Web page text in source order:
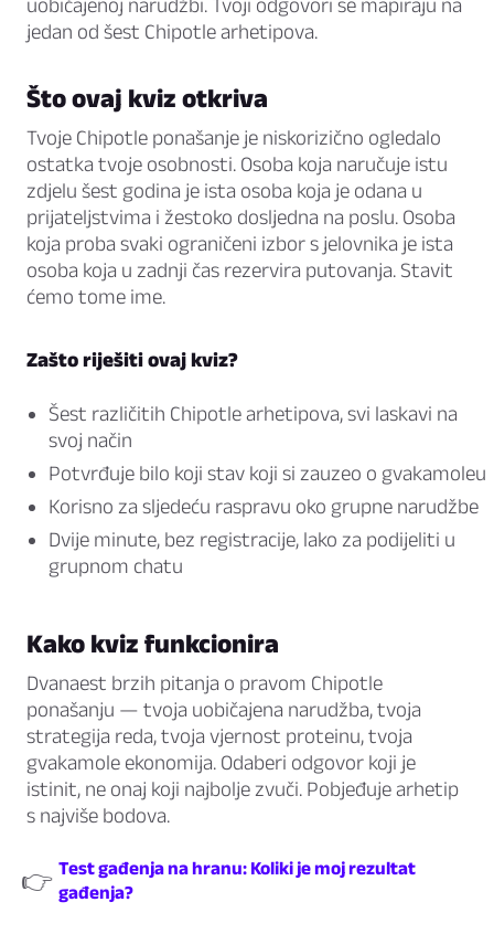
uobičajenoj narudžbi. Tvoji odgovori se mapiraju na
jedan od šest Chipotle arhetipova.
Što ovaj kviz otkriva
Tvoje Chipotle ponašanje je niskorizično ogledalo
ostatka tvoje osobnosti. Osoba koja naručuje istu
zdjelu šest godina je ista osoba koja je odana u
prijateljstvima i žestoko dosljedna na poslu. Osoba
koja proba svaki ograničeni izbor s jelovnika je ista
osoba koja u zadnji čas rezervira putovanja. Stavit
ćemo tome ime.
Zašto riješiti ovaj kviz?
Šest različitih Chipotle arhetipova, svi laskavi na
svoj način
Potvrđuje bilo koji stav koji si zauzeo o gvakamoleu
Korisno za sljedeću raspravu oko grupne narudžbe
Dvije minute, bez registracije, lako za podijeliti u
grupnom chatu
Kako kviz funkcionira
Dvanaest brzih pitanja o pravom Chipotle
ponašanju — tvoja uobičajena narudžba, tvoja
strategija reda, tvoja vjernost proteinu, tvoja
gvakamole ekonomija. Odaberi odgovor koji je
istinit, ne onaj koji najbolje zvuči. Pobjeđuje arhetip
s najviše bodova.
👉 Test gađenja na hranu: Koliki je moj rezultat
gađenja?